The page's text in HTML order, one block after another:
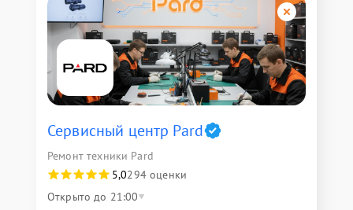
Сервисный центр Pard
Ремонт техники Pard
5,0294 оценки
Открыто до 21:00